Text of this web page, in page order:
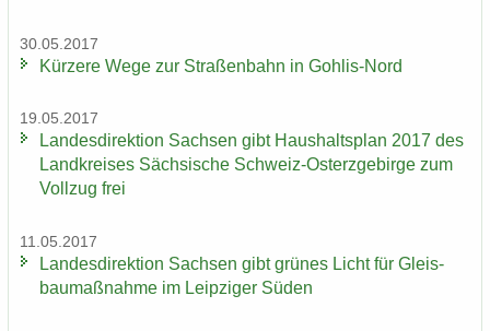
30.05.2017
Kür­ze­re Wege zur Stra­ßen­bahn in Gohlis-​Nord
19.05.2017
Lan­des­di­rek­ti­on Sach­sen gibt Haus­halts­plan 2017 des
Land­krei­ses Säch­si­sche Schweiz-​Osterzgebirge zum
Voll­zug frei
11.05.2017
Lan­des­di­rek­ti­on Sach­sen gibt grü­nes Licht für Gleis­
bau­maß­nah­me im Leip­zi­ger Süden